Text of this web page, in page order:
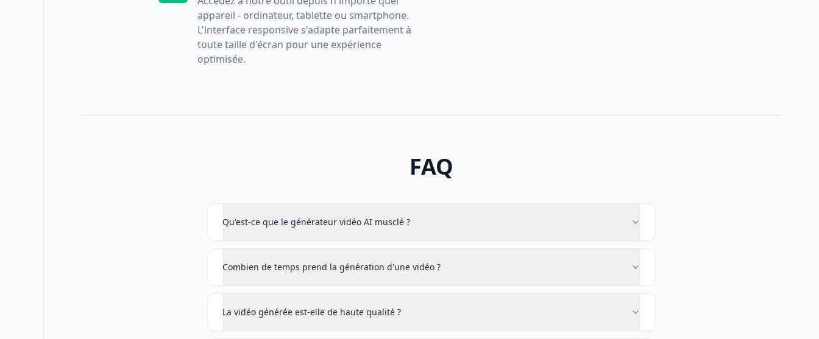
appareil - ordinateur, tablette ou smartphone.
L'interface responsive s'adapte parfaitement à
toute taille d'écran pour une expérience
optimisée.
FAQ
Qu'est-ce que le générateur vidéo AI musclé ?
Combien de temps prend la génération d'une vidéo ?
La vidéo générée est-elle de haute qualité ?